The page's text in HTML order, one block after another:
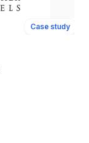
Case study